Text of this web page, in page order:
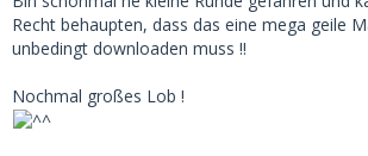
Recht behaupten, dass das eine mega geile
unbedingt downloaden muss !!
Nochmal großes Lob !